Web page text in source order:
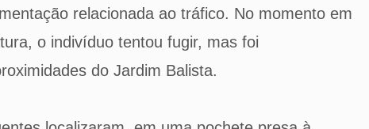
relacionada ao tráfico. No momento em
o indivíduo tentou fugir, mas foi
do Jardim Balista.